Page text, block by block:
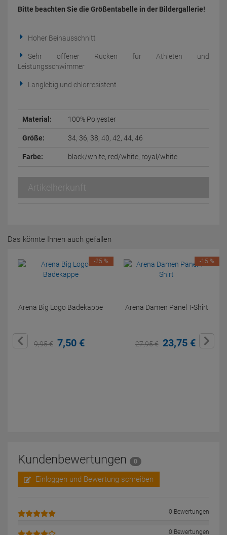
Bitte beachten Sie die Größentabelle in der Bildergallerie!
Hoher Beinausschnitt
Sehr offener Rücken für Athleten und
Leistungsschwimmer
Langlebig und chlorresistent
Material: 100% Polyester
Größe: 34, 36, 38, 40, 42, 44, 46
Farbe: black/white, red/white, royal/white
Artikelherkunft
Das könnte Ihnen auch gefallen
Arena Big Logo Badekappe
9,95€ 7,50 €
-25 %
Arena Damen Panel T-Shirt
27,95€ 23,75 €
-15 %
Kundenbewertungen 0
Einloggen und Bewertung schreiben
0 Bewertungen
0 Bewertungen